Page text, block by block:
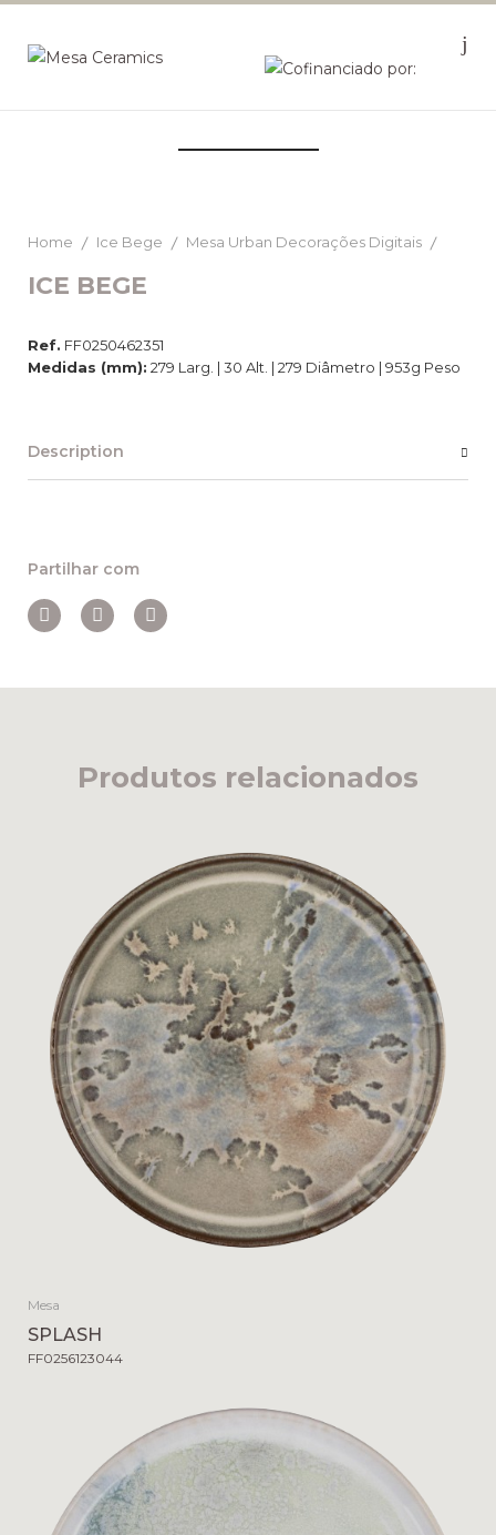
Home Ice Bege Mesa Urban Decorações Digitais
ICE BEGE
Ref. FF0250462351
Medidas (mm): 279 Larg. | 30 Alt. | 279 Diâmetro | 953g Peso
Description
Partilhar com
Produtos relacionados
Mesa
SPLASH
FF0256123044